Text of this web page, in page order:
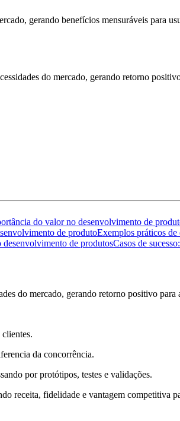
gerando benefícios mensuráveis para
do mercado, gerando retorno
do valor no desenvolvimento de
de produtoExemplos práticos
de produtosCasos de
do mercado, gerando retorno positivo para
da concorrência.
por protótipos, testes e validações.
receita, fidelidade e vantagem competitiva